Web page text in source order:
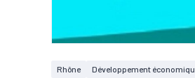
Rhône
Développement